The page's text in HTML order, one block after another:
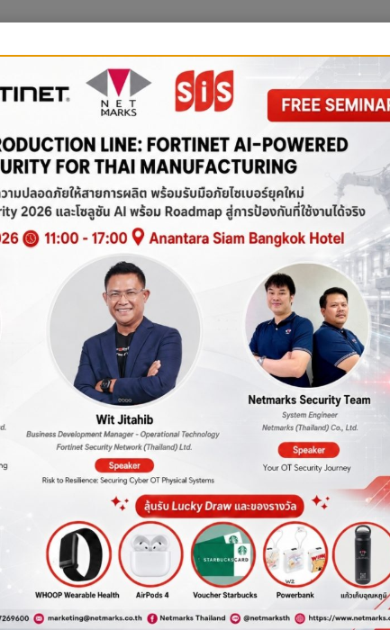
ซต์
ดำเนินงานของเว็บไซต์ ท่านสามารถศึกษาข้อมูลเพิ่มเติมเกี่ยวกั
องเรา
บโดย บุคคลที่สาม
คคลที่สาม สำหรับเพิ่มประสิทธิภาพการทำงานของเว็บไซต์ โดยบ
ษณา สื่อสังคมออนไลน์ ผู้ให้บริการเว็บไซต์ภายนอกอื่นๆ คุกกี้บ
ำความเข้าใจนโยบายการใช้คุกกี้และนโยบายการคุ้มครองข้อมูล